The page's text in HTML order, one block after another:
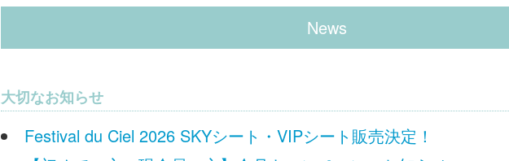
News
大切なお知らせ
Festival du Ciel 2026 SKYシート・VIPシート販売決定！